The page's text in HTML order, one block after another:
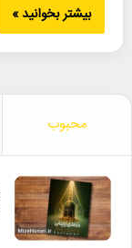
بیشتر بخوانید »
محبوب